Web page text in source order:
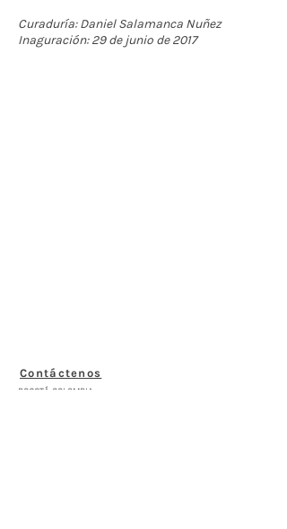
Curaduría: Daniel Salamanca Nuñez
Inaguración: 29 de junio de 2017
Contáctenos
BOGOTÁ-COLOMBIA